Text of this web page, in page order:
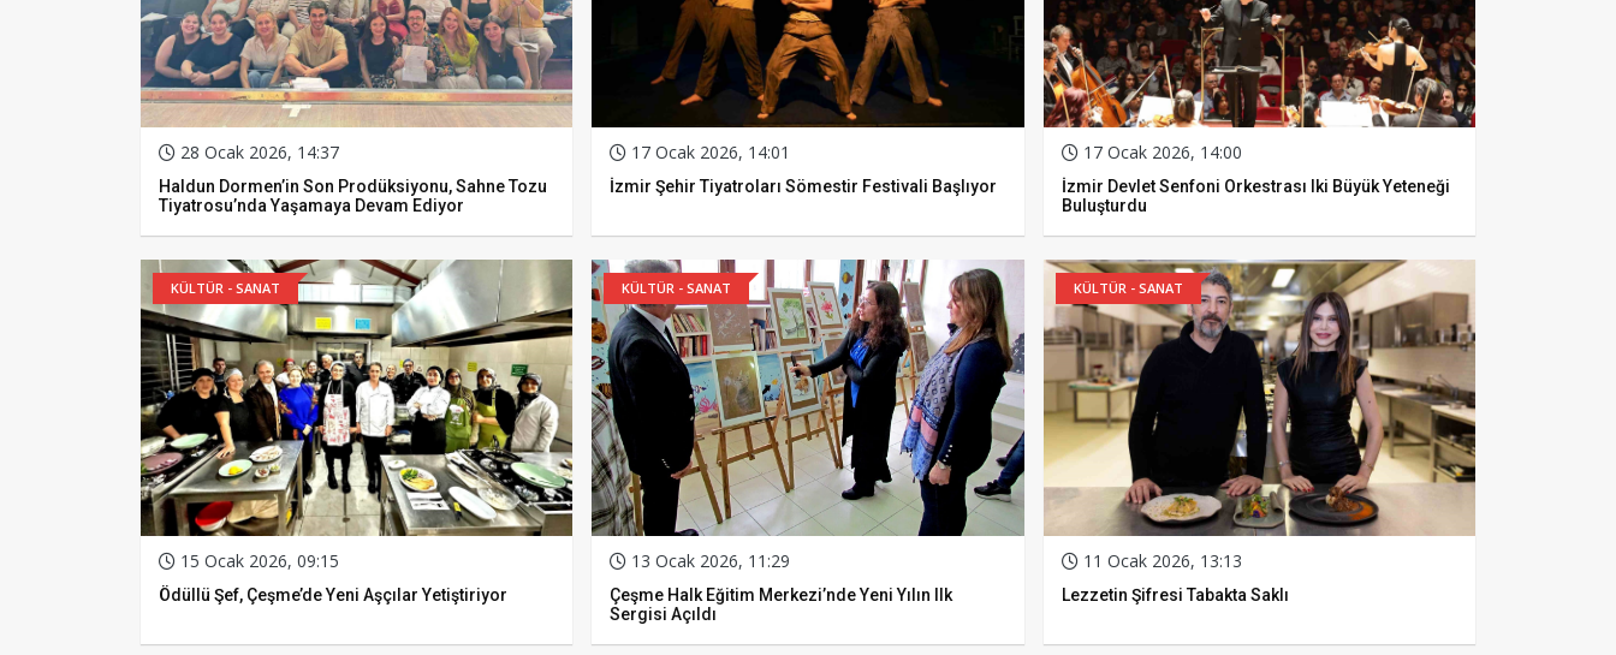
28 Ocak 2026, 14:37
Haldun Dormen’in Son Prodüksiyonu, Sahne Tozu
Tiyatrosu’nda Yaşamaya Devam Ediyor
17 Ocak 2026, 14:01
İzmir Şehir Tiyatroları Sömestir Festivali Başlıyor
17 Ocak 2026, 14:00
İzmir Devlet Senfoni Orkestrası Iki Büyük Yeteneği
Buluşturdu
KÜLTÜR - SANAT
15 Ocak 2026, 09:15
Ödüllü Şef, Çeşme’de Yeni Aşçılar Yetiştiriyor
KÜLTÜR - SANAT
13 Ocak 2026, 11:29
Çeşme Halk Eğitim Merkezi’nde Yeni Yılın Ilk
Sergisi Açıldı
KÜLTÜR - SANAT
11 Ocak 2026, 13:13
Lezzetin Şifresi Tabakta Saklı